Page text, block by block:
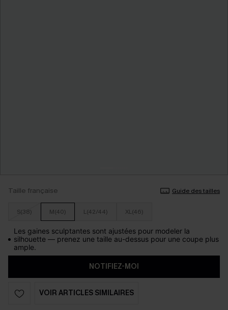
Taille française Guide des tailles
S(38) M(40) L(42/44) XL(46)
Les gaines sculptantes sont ajustées pour modeler la
silhouette — prenez une taille au-dessus pour une coupe plus
ample.
NOTIFIEZ-MOI
VOIR ARTICLES SIMILAIRES